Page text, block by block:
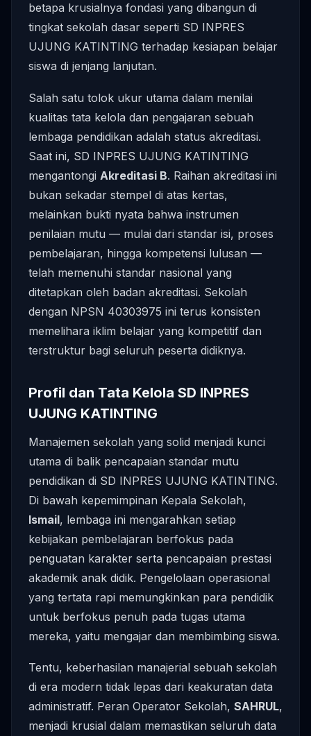
betapa krusialnya fondasi yang dibangun di
tingkat sekolah dasar seperti SD INPRES
UJUNG KATINTING terhadap kesiapan belajar
siswa di jenjang lanjutan.
Salah satu tolok ukur utama dalam menilai
kualitas tata kelola dan pengajaran sebuah
lembaga pendidikan adalah status akreditasi.
Saat ini, SD INPRES UJUNG KATINTING
mengantongi Akreditasi B. Raihan akreditasi ini
bukan sekadar stempel di atas kertas,
melainkan bukti nyata bahwa instrumen
penilaian mutu — mulai dari standar isi, proses
pembelajaran, hingga kompetensi lulusan —
telah memenuhi standar nasional yang
ditetapkan oleh badan akreditasi. Sekolah
dengan NPSN 40303975 ini terus konsisten
memelihara iklim belajar yang kompetitif dan
terstruktur bagi seluruh peserta didiknya.
Profil dan Tata Kelola SD INPRES
UJUNG KATINTING
Manajemen sekolah yang solid menjadi kunci
utama di balik pencapaian standar mutu
pendidikan di SD INPRES UJUNG KATINTING.
Di bawah kepemimpinan Kepala Sekolah,
Ismail, lembaga ini mengarahkan setiap
kebijakan pembelajaran berfokus pada
penguatan karakter serta pencapaian prestasi
akademik anak didik. Pengelolaan operasional
yang tertata rapi memungkinkan para pendidik
untuk berfokus penuh pada tugas utama
mereka, yaitu mengajar dan membimbing siswa.
Tentu, keberhasilan manajerial sebuah sekolah
di era modern tidak lepas dari keakuratan data
administratif. Peran Operator Sekolah, SAHRUL,
menjadi krusial dalam memastikan seluruh data